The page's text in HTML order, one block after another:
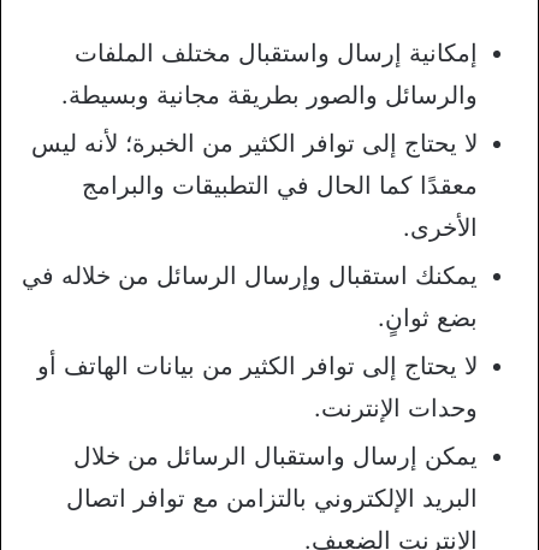
إمكانية إرسال واستقبال مختلف الملفات
والرسائل والصور بطريقة مجانية وبسيطة.
لا يحتاج إلى توافر الكثير من الخبرة؛ لأنه ليس
معقدًا كما الحال في التطبيقات والبرامج
الأخرى.
يمكنك استقبال وإرسال الرسائل من خلاله في
بضع ثوانٍ.
لا يحتاج إلى توافر الكثير من بيانات الهاتف أو
وحدات الإنترنت.
يمكن إرسال واستقبال الرسائل من خلال
البريد الإلكتروني بالتزامن مع توافر اتصال
الإنترنت الضعيف.